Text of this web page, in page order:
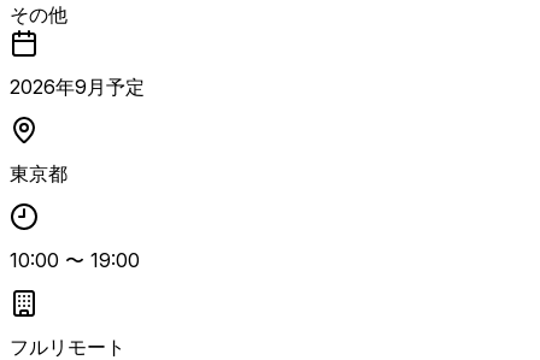
ョンです。 AIコーディングエージェントを自ら活用し、設
計・実装・コードレビューまで手を動かしながら開発チーム
を牽引します。 タスク管理や進捗管理、アサインメントな
どの統率業務はAIや各種ツールに委ね、人間の判断が必要
な意思決定やステークホルダー調整に注力していただきま
ックリードと連携し、プロダクト開発の方向性と実現可能性
を検討しながら、機能開発・技術的負債解消・技術投資のバ
ランスを考慮した開発ロードマップを策定し、その実現を主
導します。 現場の技術課題に対してエンジニアと議論しな
がら課題解決を促し、AI駆動開発を前提としたチーム運営
を行うことで、メンバーが開発に集中できる環境を整備しま
す。 開発チームの機能デリバリー責任者として、チーム全
その他
2026年9 月予定
東京都
10:00 〜 19:00
フルリモート